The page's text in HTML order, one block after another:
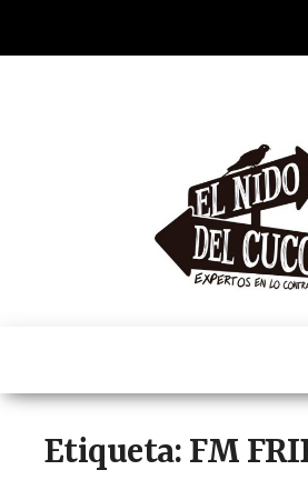
Nido
Del
Cuco
Etiqueta: FM